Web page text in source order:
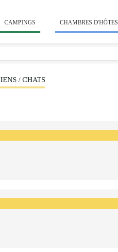
CAMPINGS CHAMBRES D'HÔTES
/ CHATS